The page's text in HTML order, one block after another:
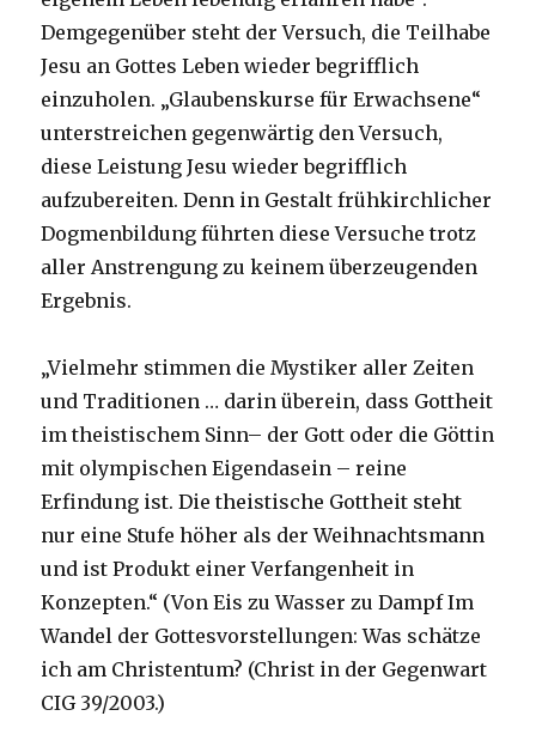
Demgegenüber steht der Versuch, die Teilhabe
Jesu an Gottes Leben wieder begrifflich
einzuholen. „Glaubenskurse für Erwachsene“
unterstreichen gegenwärtig den Versuch,
diese Leistung Jesu wieder begrifflich
aufzubereiten. Denn in Gestalt frühkirchlicher
Dogmenbildung führten diese Versuche trotz
aller Anstrengung zu keinem überzeugenden
Ergebnis.
„Vielmehr stimmen die Mystiker aller Zeiten
und Traditionen … darin überein, dass Gottheit
im theistischem Sinn– der Gott oder die Göttin
mit olympischen Eigendasein – reine
Erfindung ist. Die theistische Gottheit steht
nur eine Stufe höher als der Weihnachtsmann
und ist Produkt einer Verfangenheit in
Konzepten.“ (Von Eis zu Wasser zu Dampf Im
Wandel der Gottesvorstellungen: Was schätze
ich am Christentum? (Christ in der Gegenwart
CIG 39/2003.)